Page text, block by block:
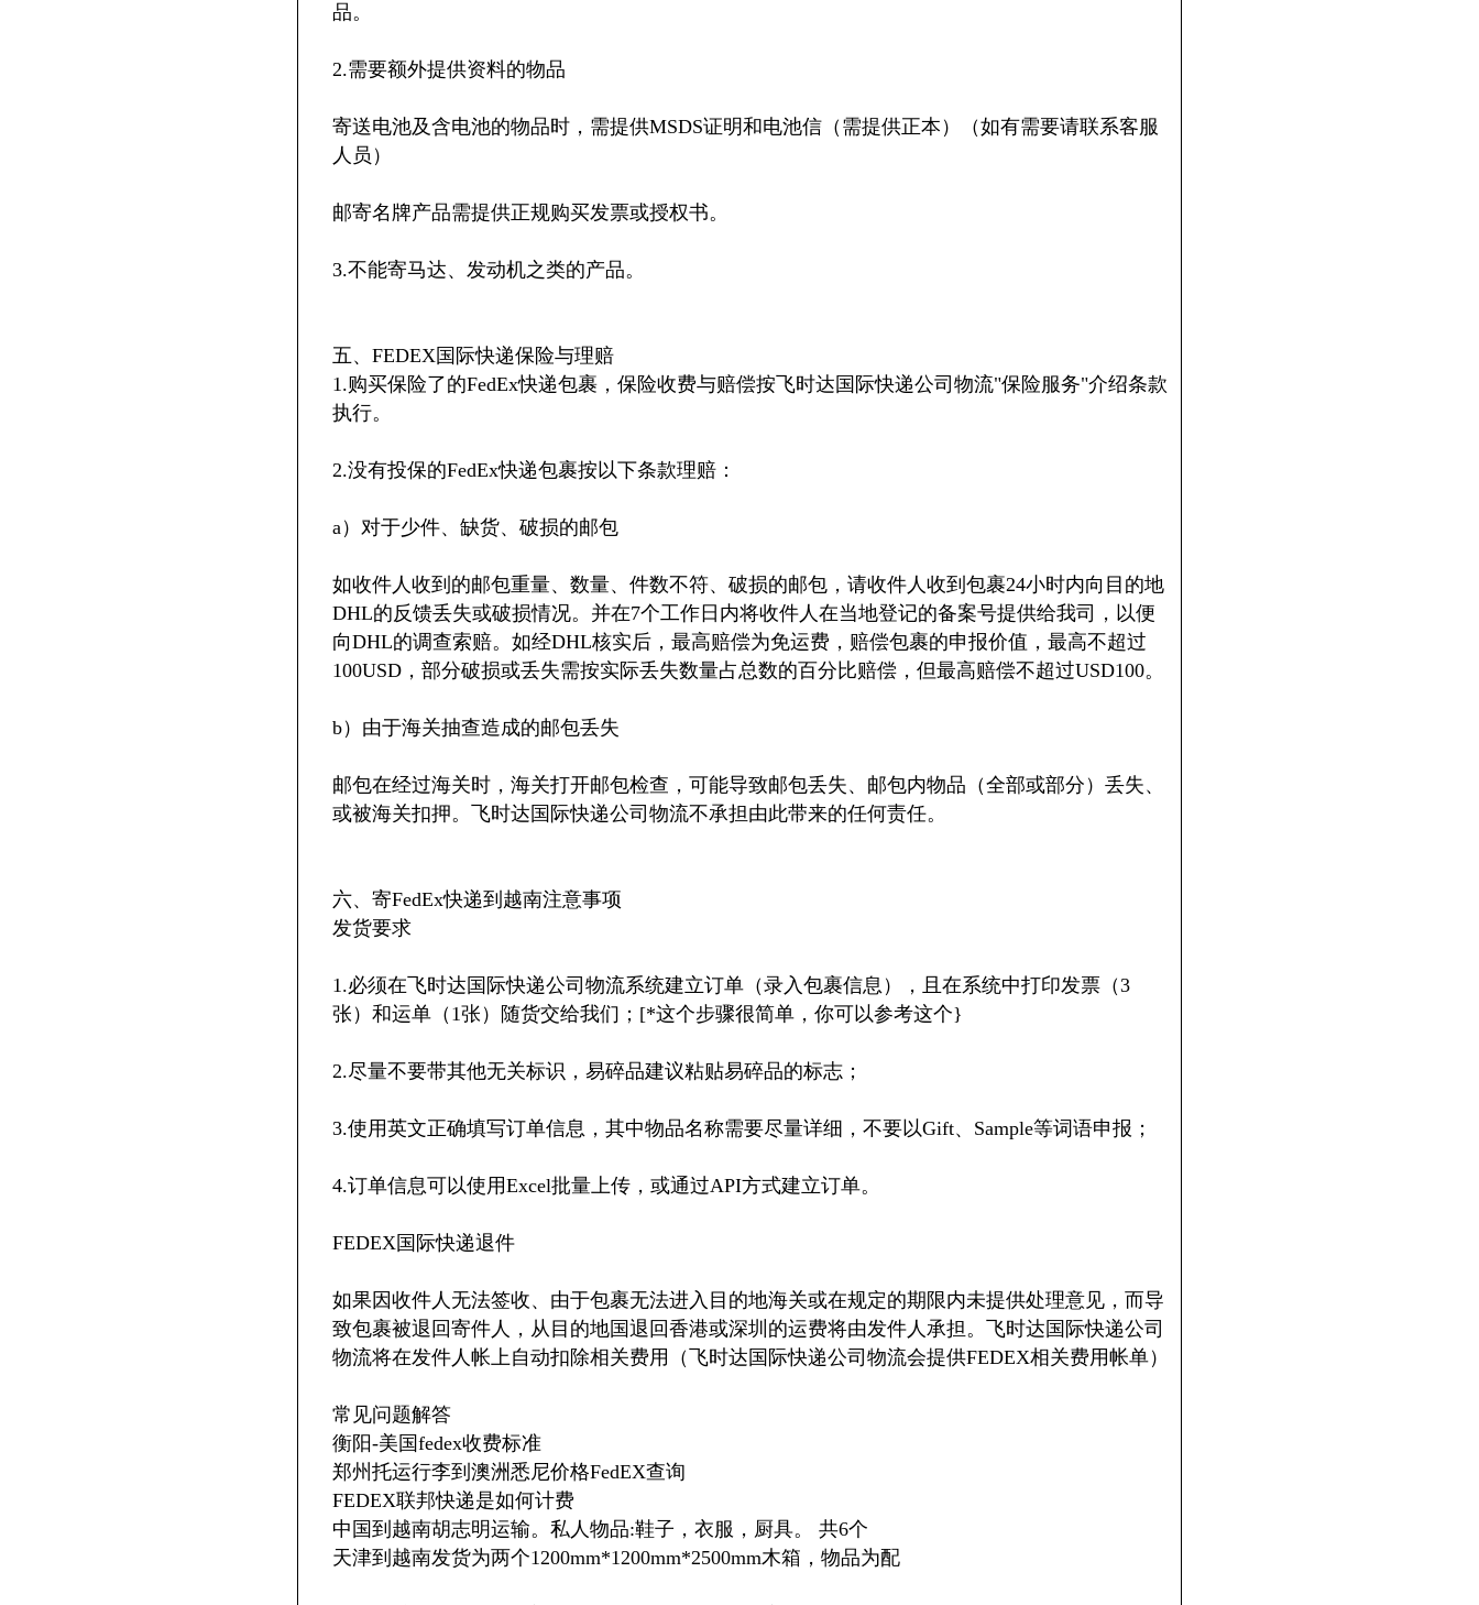
品。
2.需要额外提供资料的物品
寄送电池及含电池的物品时，需提供MSDS证明和电池信（需提供正本）（如有需要请联系客服
人员）
邮寄名牌产品需提供正规购买发票或授权书。
3.不能寄马达、发动机之类的产品。
五、FEDEX国际快递保险与理赔
1.购买保险了的FedEx快递包裹，保险收费与赔偿按飞时达国际快递公司物流"保险服务"介绍条款
执行。
2.没有投保的FedEx快递包裹按以下条款理赔：
a）对于少件、缺货、破损的邮包
如收件人收到的邮包重量、数量、件数不符、破损的邮包，请收件人收到包裹24小时内向目的地
DHL的反馈丢失或破损情况。并在7个工作日内将收件人在当地登记的备案号提供给我司，以便
向DHL的调查索赔。如经DHL核实后，最高赔偿为免运费，赔偿包裹的申报价值，最高不超过
100USD，部分破损或丢失需按实际丢失数量占总数的百分比赔偿，但最高赔偿不超过USD100。
b）由于海关抽查造成的邮包丢失
邮包在经过海关时，海关打开邮包检查，可能导致邮包丢失、邮包内物品（全部或部分）丢失、
或被海关扣押。飞时达国际快递公司物流不承担由此带来的任何责任。
六、寄FedEx快递到越南注意事项
发货要求
1.必须在飞时达国际快递公司物流系统建立订单（录入包裹信息），且在系统中打印发票（3
张）和运单（1张）随货交给我们；[*这个步骤很简单，你可以参考这个}
2.尽量不要带其他无关标识，易碎品建议粘贴易碎品的标志；
3.使用英文正确填写订单信息，其中物品名称需要尽量详细，不要以Gift、Sample等词语申报；
4.订单信息可以使用Excel批量上传，或通过API方式建立订单。
FEDEX国际快递退件
如果因收件人无法签收、由于包裹无法进入目的地海关或在规定的期限内未提供处理意见，而导
致包裹被退回寄件人，从目的地国退回香港或深圳的运费将由发件人承担。飞时达国际快递公司
物流将在发件人帐上自动扣除相关费用（飞时达国际快递公司物流会提供FEDEX相关费用帐单）
常见问题解答
衡阳-美国fedex收费标准
郑州托运行李到澳洲悉尼价格FedEX查询
FEDEX联邦快递是如何计费
中国到越南胡志明运输。私人物品:鞋子，衣服，厨具。 共6个
天津到越南发货为两个1200mm*1200mm*2500mm木箱，物品为配